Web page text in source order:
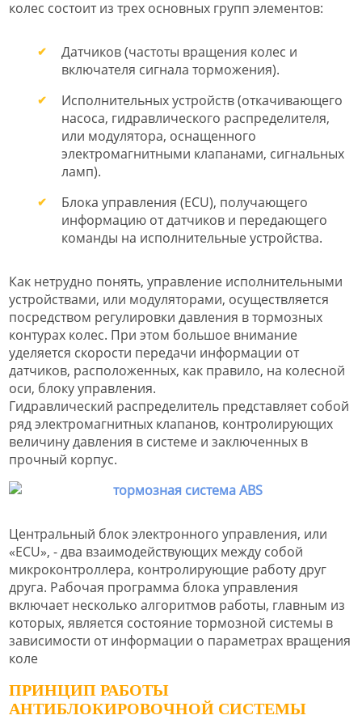
колес состоит из трех основных групп элементов:
Датчиков (частоты вращения колес и
включателя сигнала торможения).
Исполнительных устройств (откачивающего
насоса, гидравлического распределителя,
или модулятора, оснащенного
электромагнитными клапанами, сигнальных
ламп).
Блока управления (ECU), получающего
информацию от датчиков и передающего
команды на исполнительные устройства.
Как нетрудно понять, управление исполнительными
устройствами, или модуляторами, осуществляется
посредством регулировки давления в тормозных
контурах колес. При этом большое внимание
уделяется скорости передачи информации от
датчиков, расположенных, как правило, на колесной
оси, блоку управления.
Гидравлический распределитель представляет собой
ряд электромагнитных клапанов, контролирующих
величину давления в системе и заключенных в
прочный корпус.
Центральный блок электронного управления, или
«ECU», - два взаимодействующих между собой
микроконтроллера, контролирующие работу друг
друга. Рабочая программа блока управления
включает несколько алгоритмов работы, главным из
которых, является состояние тормозной системы в
зависимости от информации о параметрах вращения
коле
ПРИНЦИП РАБОТЫ
АНТИБЛОКИРОВОЧНОЙ СИСТЕМЫ